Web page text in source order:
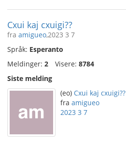
Cxui kaj cxuigi??
fra amigueo,2023 3 7
Språk: Esperanto
Meldinger: 2 Visere: 8784
Siste melding
(eo) Cxui kaj cxuigi??
fra amigueo
2023 3 7